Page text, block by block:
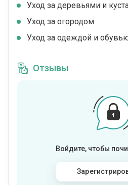
Уход за деревьями и
Уход за огородом
Уход за одеждой и
Отзывы
Войдите, чтобы